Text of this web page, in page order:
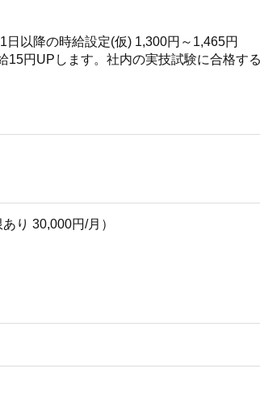
以降の時給設定(仮) 1,300円～1,465円
UPします。社内の実技試験に合格する
り 30,000円/月）